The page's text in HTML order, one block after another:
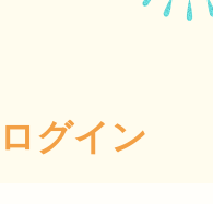
ログイン